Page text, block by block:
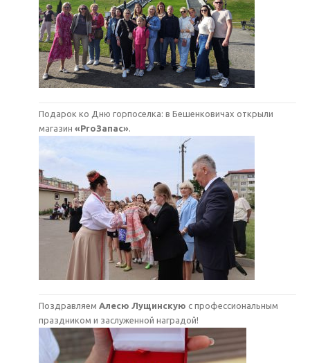
Подарок ко Дню горпоселка: в Бешенковичах открыли
магазин «ProЗапас».
Поздравляем Алесю Лущинскую с профессиональным
праздником и заслуженной наградой!